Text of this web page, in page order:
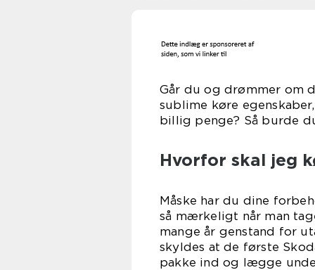
Går du og drømmer om
sublime køre
billig penge? Så burde
Hvorfor skal jeg
Måske har du dine
så mærkeligt når man
mange år genstand for
skyldes at de første
pakke ind og lægge